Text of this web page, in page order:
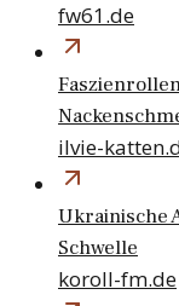
fw61.de
ilvie-
Ukrainische
Schwelle
koroll-fm.de